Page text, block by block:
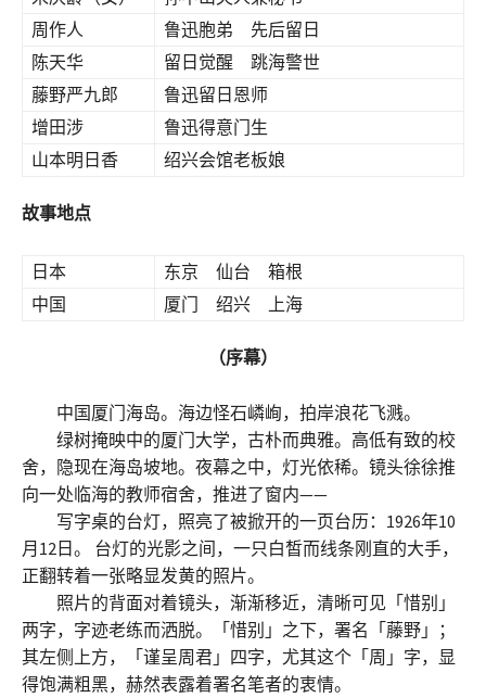
周作人
鲁迅胞弟 先后留日
陈天华
留日觉醒 跳海警世
藤野严九郎
鲁迅留日恩师
增田涉
鲁迅得意门生
山本明日香
绍兴会馆老板娘
故事地点
日本
东京 仙台 箱根
中国
厦门 绍兴 上海
（序幕）
中国厦门海岛。海边怪石嶙峋，拍岸浪花飞溅。
绿树掩映中的厦门大学，古朴而典雅。高低有致的校
舍，隐现在海岛坡地。夜幕之中，灯光依稀。镜头徐徐推
向一处临海的教师宿舍，推进了窗内——
写字桌的台灯，照亮了被掀开的一页台历：1926年10
月12日。 台灯的光影之间，一只白皙而线条刚直的大手，
正翻转着一张略显发黄的照片。
照片的背面对着镜头，渐渐移近，清晰可见「惜别」
两字，字迹老练而洒脱。「惜别」之下，署名「藤野」；
其左侧上方，「谨呈周君」四字，尤其这个「周」字，显
得饱满粗黑，赫然表露着署名笔者的衷情。